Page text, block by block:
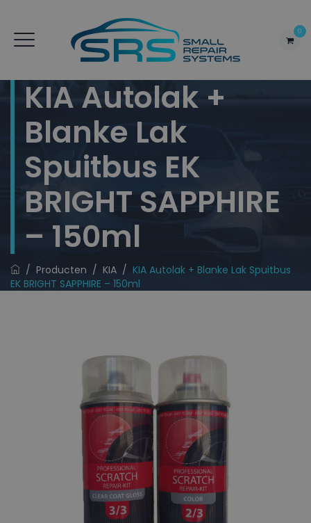
0
KIA Autolak +
Blanke Lak
Spuitbus EK
BRIGHT SAPPHIRE
– 150ml
/ Producten / KIA / KIA Autolak + Blanke Lak Spuitbus
EK BRIGHT SAPPHIRE – 150ml